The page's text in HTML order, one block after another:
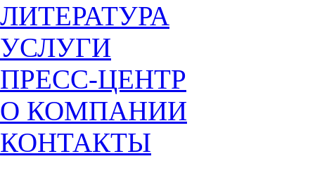
ЛИТЕРАТУРА
УСЛУГИ
ПРЕСС-ЦЕНТР
О КОМПАНИИ
КОНТАКТЫ